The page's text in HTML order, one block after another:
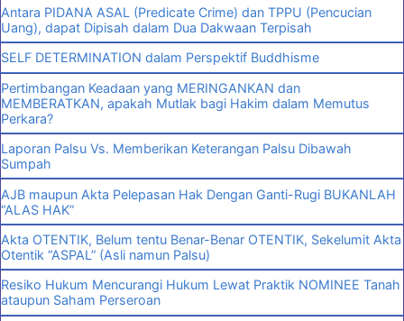
Antara PIDANA ASAL (Predicate Crime) dan TPPU (Pencucian
Uang), dapat Dipisah dalam Dua Dakwaan Terpisah
SELF DETERMINATION dalam Perspektif Buddhisme
Pertimbangan Keadaan yang MERINGANKAN dan
MEMBERATKAN, apakah Mutlak bagi Hakim dalam Memutus
Perkara?
Laporan Palsu Vs. Memberikan Keterangan Palsu Dibawah
Sumpah
AJB maupun Akta Pelepasan Hak Dengan Ganti-Rugi BUKANLAH
“ALAS HAK”
Akta OTENTIK, Belum tentu Benar-Benar OTENTIK, Sekelumit Akta
Otentik “ASPAL” (Asli namun Palsu)
Resiko Hukum Mencurangi Hukum Lewat Praktik NOMINEE Tanah
ataupun Saham Perseroan